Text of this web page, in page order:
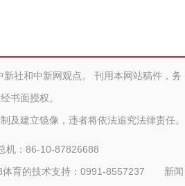
社和中新网观点。 刊用本网站稿件，务
经书面授权。
及建立镜像，违者将依法追究法律责任。
机：86-10-87826688
育的技术支持：0991-8557237 新闻